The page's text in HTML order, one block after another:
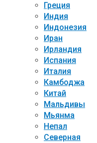
Греция
Индия
Индонезия
Иран
Ирландия
Испания
Италия
Камбоджа
Китай
Мальдивы
Мьянма
Непал
Северная